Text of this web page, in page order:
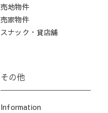
売地物件
売家物件
スナック・貸店舗
その他
Information